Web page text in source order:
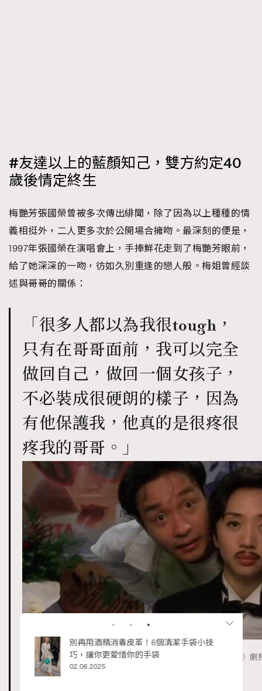
#友達以上的藍顏知己，雙方約定40
歲後情定終生
梅艷芳張國榮曾被多次傳出緋聞，除了因為以上種種的情
義相挺外，二人更多次於公開場合擁吻。最深刻的便是，
1997年張國榮在演唱會上，手捧鮮花走到了梅艷芳眼前，
給了她深深的一吻，彷如久別重逢的戀人般。梅姐曾經談
述與哥哥的關係：
「很多人都以為我很tough，
只有在哥哥面前，我可以完全
做回自己，做回一個女孩子，
不必裝成很硬朗的樣子，因為
有他保護我，他真的是很疼很
疼我的哥哥。」
（圖片來源：電影《金枝玉葉2》劇
別再用酒精消毒皮革！6個清潔手袋小技
巧，讓你更愛惜你的手袋
02.06.2025